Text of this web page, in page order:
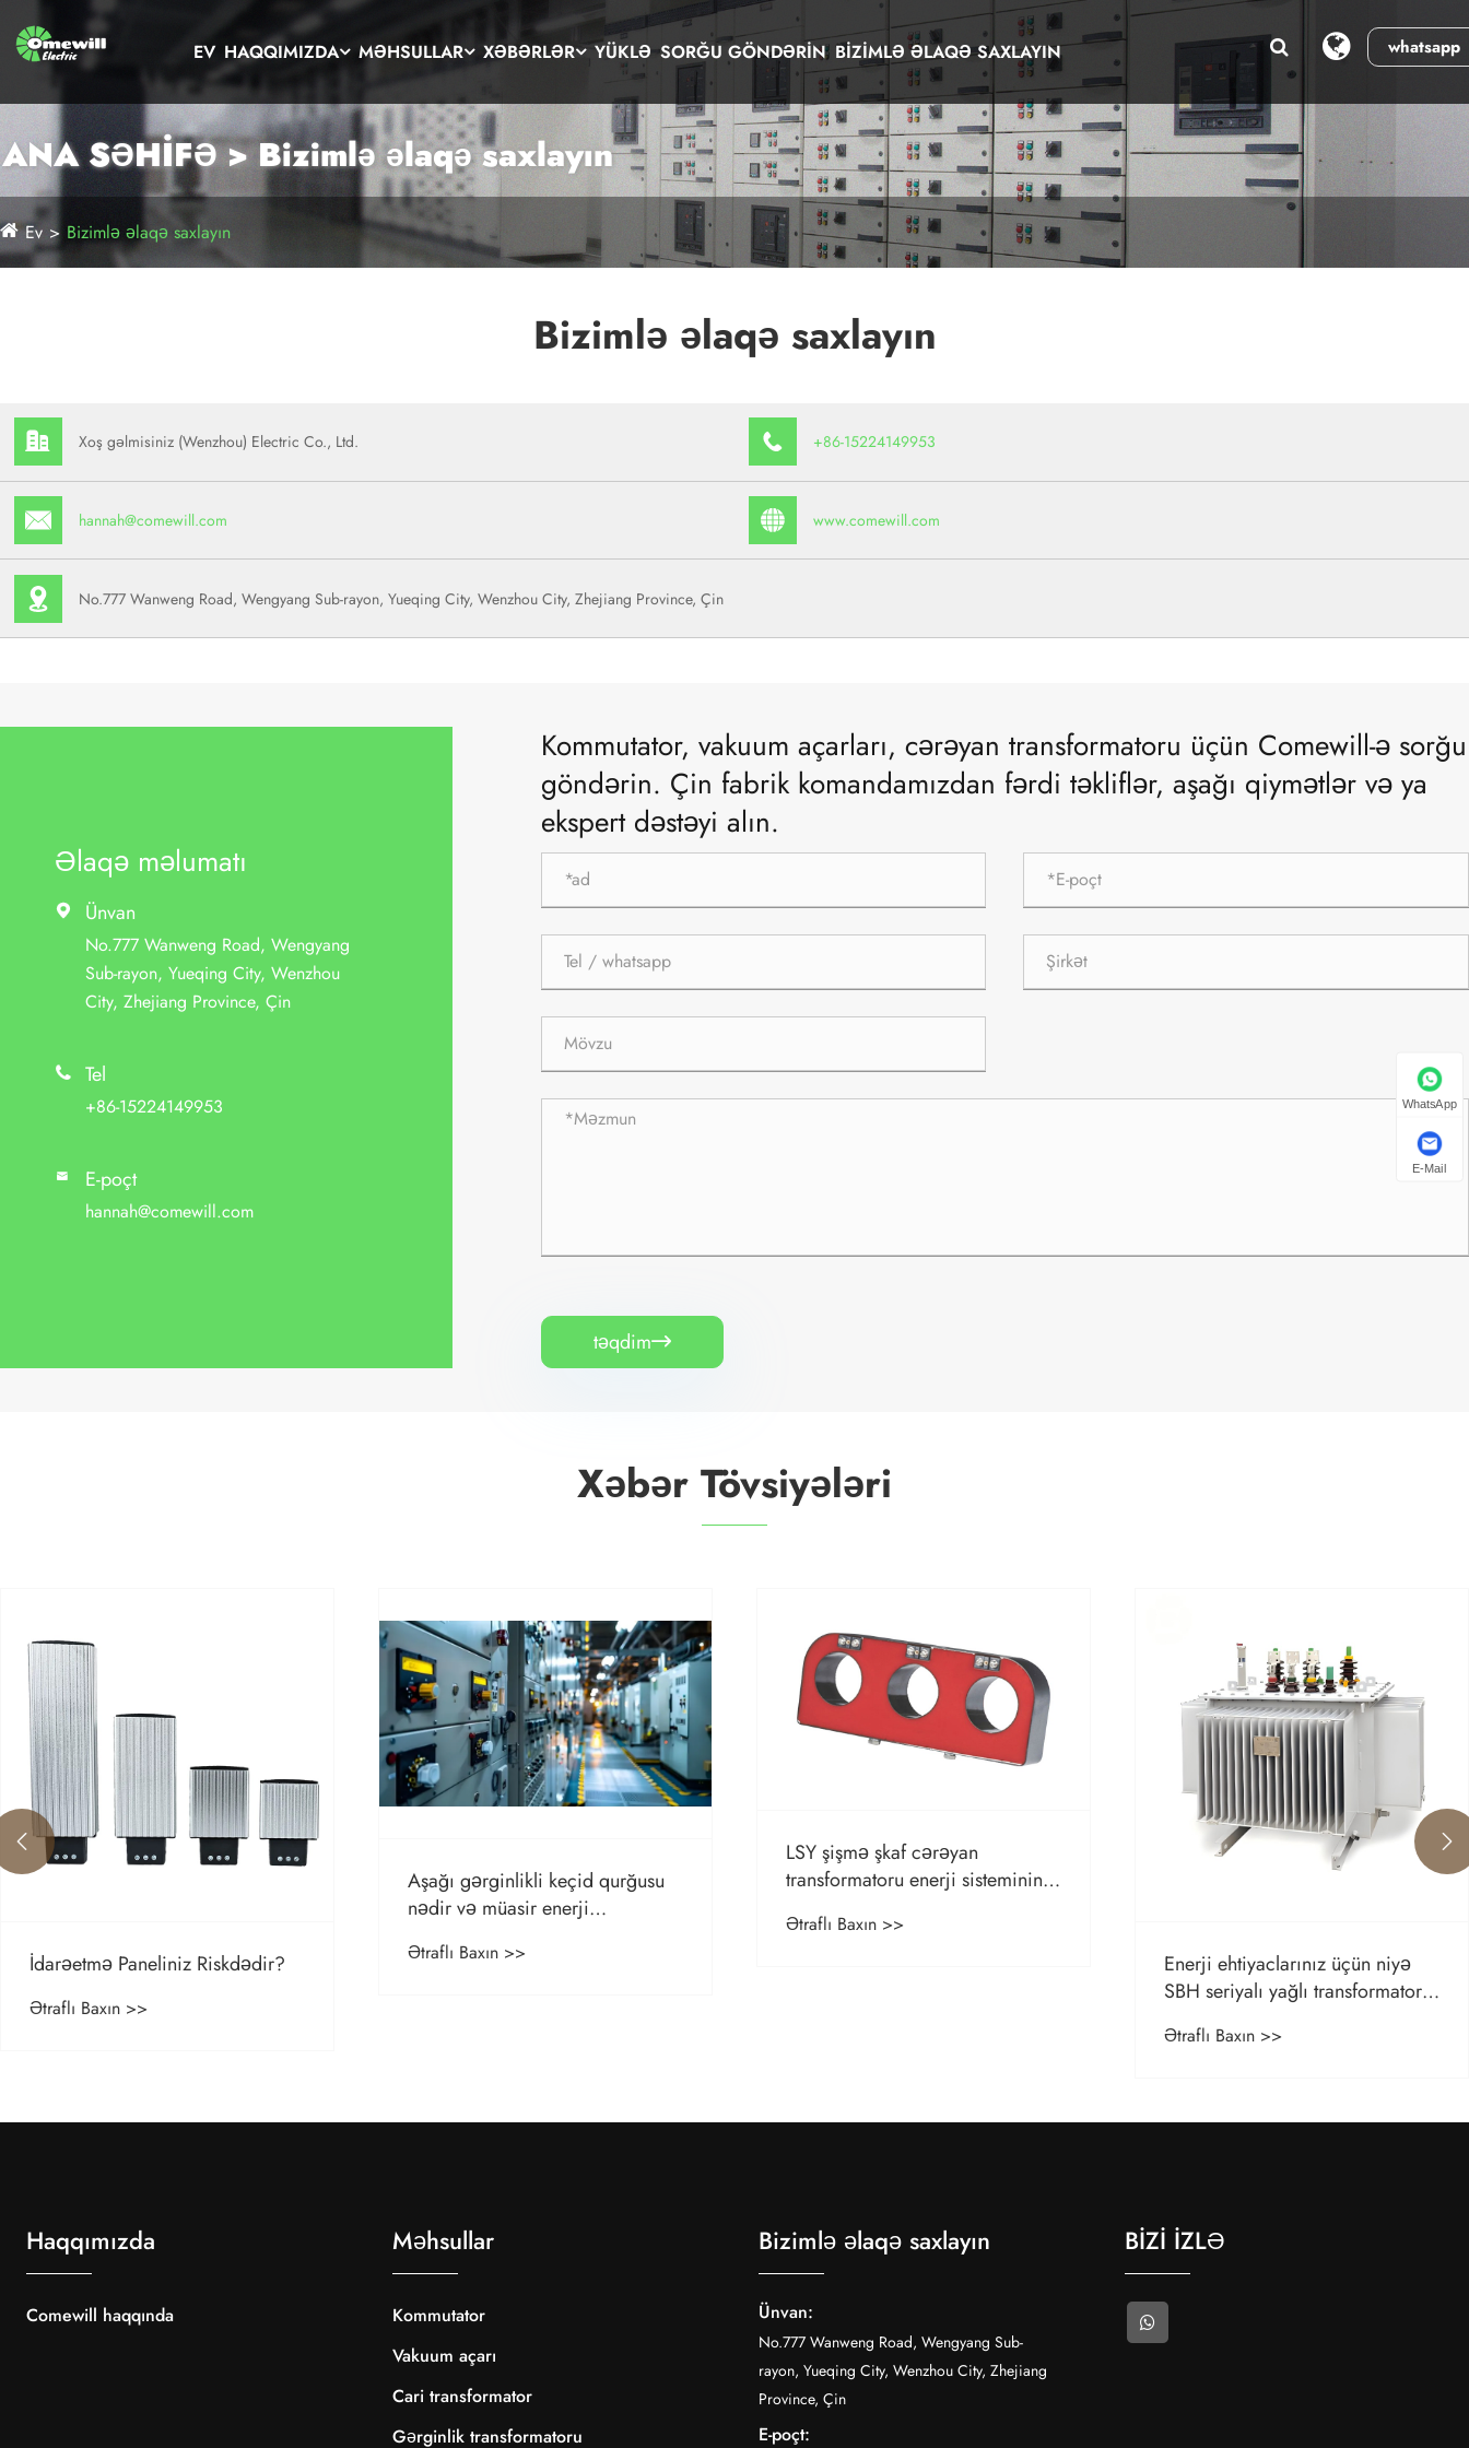
whatsapp
EV HAQQIMIZDA MƏHSULLAR XƏBƏRLƏR YÜKLƏ SORĞU GÖNDƏRIN BIZIMLƏ ƏLAQƏ SAXLAYIN
ANA SƏHİFƏ > Bizimlə əlaqə saxlayın
Ev Bizimlə əlaqə saxlayın
Bizimlə əlaqə saxlayın
Xoş gəlmisiniz (Wenzhou) Electric Co., Ltd. +86-15224149953
hannah@comewill.com www.comewill.com
No.777 Wanweng Road, Wengyang Sub-rayon, Yueqing City, Wenzhou City, Zhejiang Province, Çin
Əlaqə məlumatı
 Ünvan
No.777 Wanweng Road, Wengyang
Sub-rayon, Yueqing City, Wenzhou
City, Zhejiang Province, Çin
 Tel
+86-15224149953
 E-poçt
hannah@comewill.com
Kommutator, vakuum açarları, cərəyan transformatoru üçün Comewill-ə sorğu
göndərin. Çin fabrik komandamızdan fərdi təkliflər, aşağı qiymətlər və ya
ekspert dəstəyi alın.
təqdim
Xəbər Tövsiyələri
İdarəetmə Paneliniz Riskdədir?
Ətraflı Baxın >>
Aşağı gərginlikli keçid qurğusu
nədir və müasir enerji
vacibdir?
Ətraflı Baxın >>
LSY şişmə şkaf cərəyan
transformatoru enerji sisteminin
necə artırır
Ətraflı Baxın >>
Enerji ehtiyaclarınız üçün niyə
SBH seriyalı yağlı transformatoru
Ətraflı Baxın >>
 
Haqqımızda
Comewill haqqında
Məhsullar
Kommutator
Vakuum açarı
Cari transformator
Gərginlik transformatoru
Bizimlə əlaqə saxlayın
Ünvan:
No.777 Wanweng Road, Wengyang Sub-
rayon, Yueqing City, Wenzhou City, Zhejiang
Province, Çin
E-poçt:
BİZİ İZLƏ
WhatsApp
E-Mail